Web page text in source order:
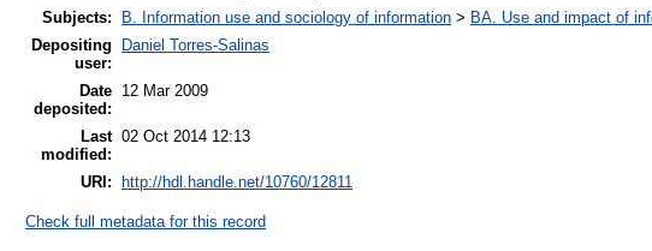
Subjects:
B. Information use and sociology of information > BA. Use and impact of
Depositing
user:
Daniel Torres-Salinas
Date
deposited:
12 Mar 2009
Last
modified:
02 Oct 2014 12:13
URI: http://hdl.handle.net/10760/12811
Check full metadata for this record